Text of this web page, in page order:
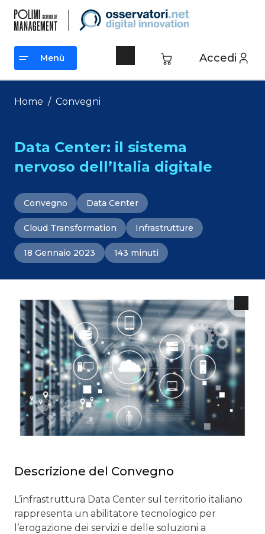
contenuto
Accedi
Menù
Menù
Home / Convegni
Data Center: il sistema
nervoso dell’Italia digitale
Convegno Data Center
Cloud Transformation Infrastrutture
18 Gennaio 2023 143 minuti
Descrizione del Convegno
L’infrastruttura Data Center sul territorio italiano
rappresenta un abilitatore tecnologico per
l’erogazione dei servizi e delle soluzioni a